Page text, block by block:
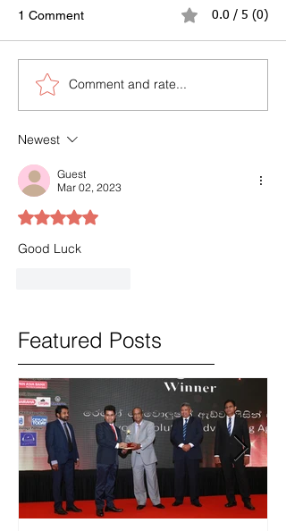
1 Comment 0.0 / 5 (0)
Comment and rate...
Newest
Guest
Mar 02, 2023
Rated 5 out of 5 stars.
Good Luck
Featured Posts